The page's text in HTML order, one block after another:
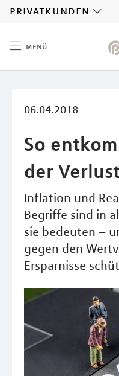
privatkunden
menü
06.04.2018
So
der
Inflation und
Begriffe sind in
sie bedeuten –
gegen den
Ersparnisse